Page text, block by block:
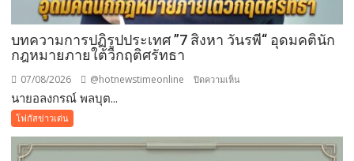
บทความการปฏิรูปประเทศ ”7 สิงหา วันรพี“ อุดมคตินัก
กฎหมายภายใต้วิกฤติศรัทธา
07/08/2026 @hotnewstimeonline ปิดความเห็น
ประเทศ
นายอลงกรณ์ พลบุต...
โฟกัสข่าวเด่น